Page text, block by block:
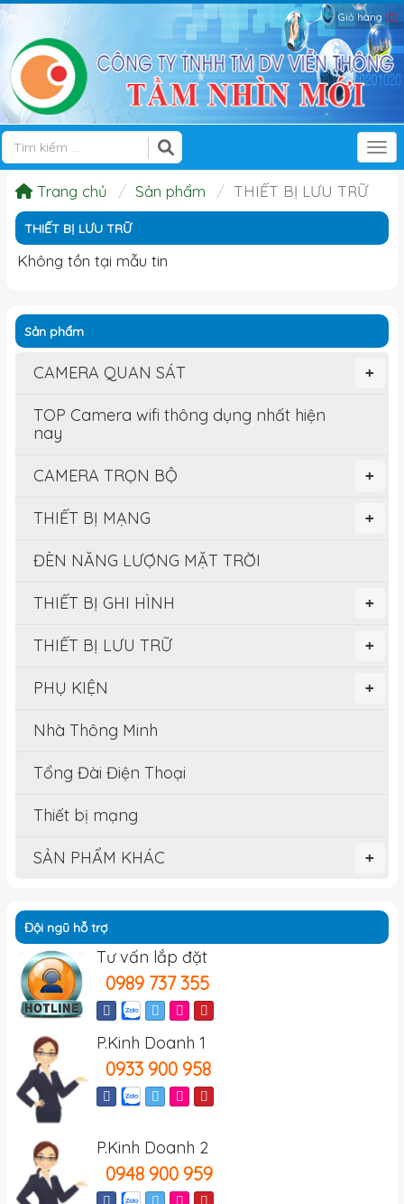
Giỏ hàng (0)
Trang chủ Sản phẩm THIẾT BỊ LƯU TRỮ
THIẾT BỊ LƯU TRỮ
Không tồn tại mẫu tin
Sản phẩm
+
CAMERA QUAN SÁT
TOP Camera wifi thông dụng nhất hiện
nay
+
CAMERA TRỌN BỘ
+
THIẾT BỊ MẠNG
ĐÈN NĂNG LƯỢNG MẶT TRỜI
+
THIẾT BỊ GHI HÌNH
+
THIẾT BỊ LƯU TRỮ
+
PHỤ KIỆN
Nhà Thông Minh
Tổng Đài Điện Thoại
Thiết bị mạng
+
SẢN PHẨM KHÁC
Đội ngũ hỗ trợ
Tư vấn lắp đặt
0989 737 355
P.Kinh Doanh 1
0933 900 958
P.Kinh Doanh 2
0948 900 959